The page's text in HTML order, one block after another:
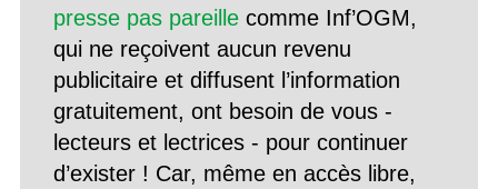
presse pas pareillecomme Inf’OGM,
qui ne reçoivent aucun revenu
publicitaire et diffusent l’information
gratuitement, ont besoin de vous -
lecteurs et lectrices - pour continuer
d’exister ! Car, même en accès libre,